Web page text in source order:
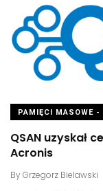
PAMIĘCI MASOWE -
QSAN uzyskał
Acronis
ByGrzegorz Bielawski